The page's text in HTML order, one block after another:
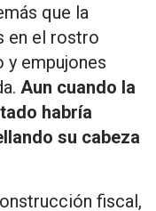
que la
en el rostro
y empujones
Aun cuando la
habría
su cabeza
fiscal,